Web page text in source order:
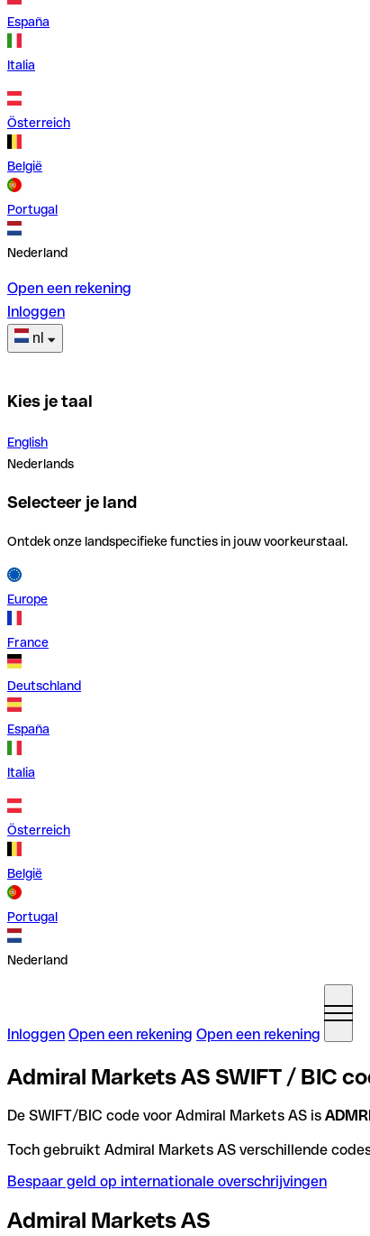
España
Italia
Österreich
België
Portugal
Nederland
Open een rekening
Inloggen
nl
Kies je taal
English
Nederlands
Selecteer je land
Ontdek onze landspecifieke functies in jouw voorkeurstaal.
Europe
France
Deutschland
España
Italia
Österreich
België
Portugal
Nederland
Inloggen Open een rekening Open een rekening
Admiral Markets AS SWIFT / BIC
De SWIFT/BIC code voor Admiral Markets AS is
Toch gebruikt Admiral Markets AS verschillende
Bespaar geld op internationale overschrijvingen
Admiral Markets AS